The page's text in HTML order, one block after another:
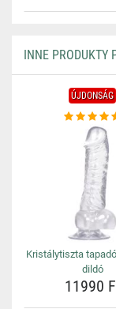
INNE PRODUKTY
ÚJDONSÁG
Kristálytiszta
dildó
11990